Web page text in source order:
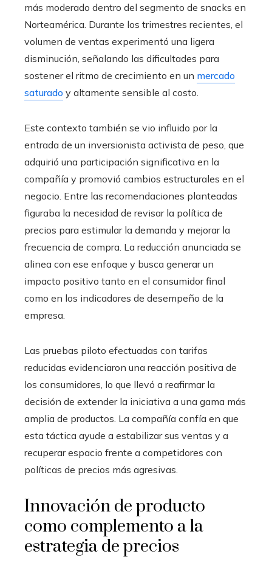
más moderado dentro del segmento de snacks en
Norteamérica. Durante los trimestres recientes, el
volumen de ventas experimentó una ligera
disminución, señalando las dificultades para
sostener el ritmo de crecimiento en un mercado
saturado y altamente sensible al costo.
Este contexto también se vio influido por la
entrada de un inversionista activista de peso, que
adquirió una participación significativa en la
compañía y promovió cambios estructurales en el
negocio. Entre las recomendaciones planteadas
figuraba la necesidad de revisar la política de
precios para estimular la demanda y mejorar la
frecuencia de compra. La reducción anunciada se
alinea con ese enfoque y busca generar un
impacto positivo tanto en el consumidor final
como en los indicadores de desempeño de la
empresa.
Las pruebas piloto efectuadas con tarifas
reducidas evidenciaron una reacción positiva de
los consumidores, lo que llevó a reafirmar la
decisión de extender la iniciativa a una gama más
amplia de productos. La compañía confía en que
esta táctica ayude a estabilizar sus ventas y a
recuperar espacio frente a competidores con
políticas de precios más agresivas.
Innovación de producto
como complemento a la
estrategia de precios